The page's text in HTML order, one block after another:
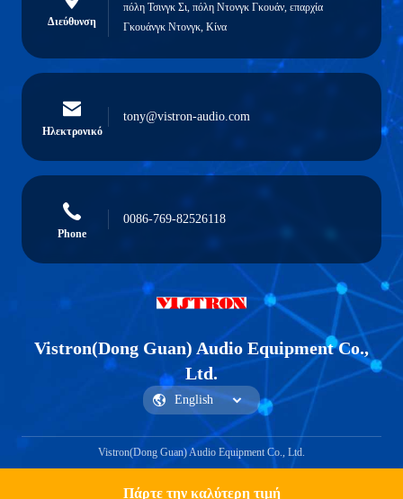
Πάρτε την καλύτερη τιμή
Διεύθυνση
πόλη Τσινγκ Σι, πόλη Ντονγκ Γκουάν, επαρχία
Γκουάνγκ Ντονγκ, Κίνα
Ηλεκτρονικό
tony@vistron-audio.com
Phone
0086-769-82526118
Vistron(Dong Guan) Audio Equipment Co.,
Ltd.
Vistron(Dong Guan) Audio Equipment Co., Ltd.
Get a Quote